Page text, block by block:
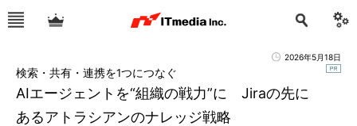
2026年5月18日
AIエージェントを“組織の戦力”に Jiraの先に
あるアトラシアンのナレッジ戦略
検索・共有・連携を1つにつなぐ